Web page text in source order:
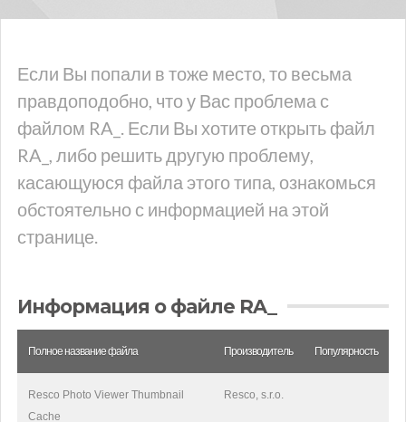
Если Вы попали в тоже место, то весьма
правдоподобно, что у Вас проблема с
файлом RA_. Если Вы хотите открыть файл
RA_, либо решить другую проблему,
касающуюся файла этого типа, ознакомься
обстоятельно с информацией на этой
странице.
Информация о файле RA_
Полное название файла Производитель Популярность
Resco Photo Viewer Thumbnail
Cache
Resco, s.r.o.